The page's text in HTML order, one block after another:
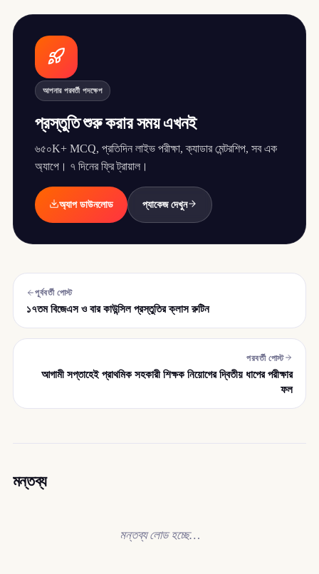
আপনার পরবর্তী পদক্ষেপ
প্রস্তুতি শুরু করার সময় এখনই
৬৫০K+ MCQ, প্রতিদিন লাইভ পরীক্ষা, ক্যাডার মেন্টরশিপ, সব এক
অ্যাপে। ৭ দিনের ফ্রি ট্রায়াল।
অ্যাপ ডাউনলোড প্যাকেজ দেখুন
পূর্ববর্তী পোস্ট
১৭তম বিজেএস ও বার কাউন্সিল প্রস্তুতির ক্লাস রুটিন
পরবর্তী পোস্ট
আগামী সপ্তাহেই প্রাথমিক সহকারী শিক্ষক নিয়োগের দ্বিতীয় ধাপের পরীক্ষার
ফল
মন্তব্য
মন্তব্য লোড হচ্ছে…